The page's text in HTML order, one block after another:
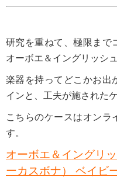
研究を重ねて、極限まで
オーボエ＆イングリッシ
楽器を持ってどこかお出
インと、工夫が施された
こちらのケースはオンラ
す。
オーボエ＆イングリ
ーカスボナ） ベイビ